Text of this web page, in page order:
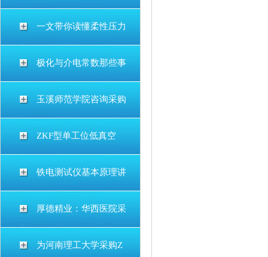
一文带你读懂柔性压力
极化与介电常数那些事
玉溪师范学院咨询采购
ZKF型单工位低真空
铁电测试仪基本原理讲
厚德精业：华西医院采
为河南理工大学采购Z